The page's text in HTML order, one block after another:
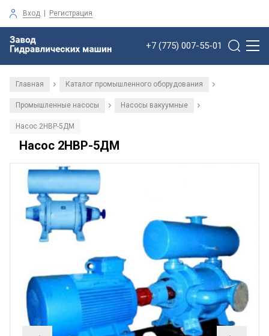
Вход | Регистрация
+7 (775) 007-55-01
Главная / Каталог промышленного оборудования /
Промышленные насосы / Насосы вакуумные /
Насос 2НВР-5ДМ
Насос 2НВР-5ДМ